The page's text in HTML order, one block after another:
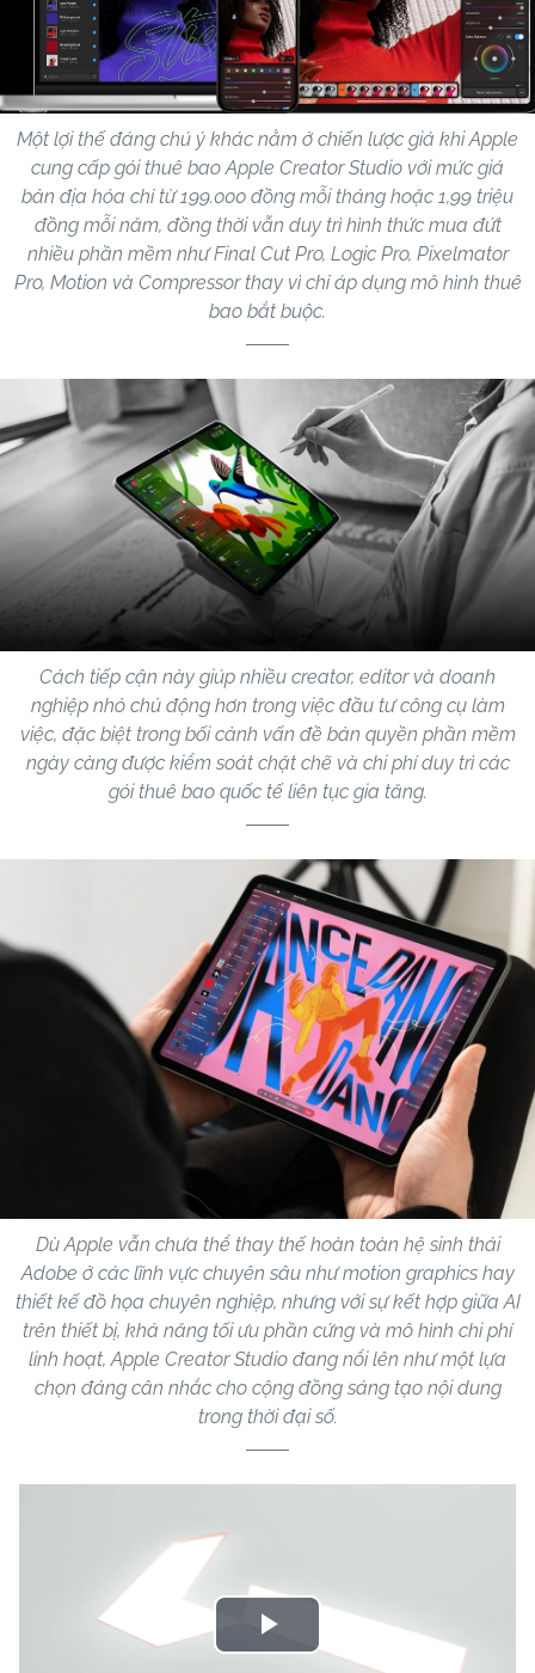
Một lợi thế đáng chú ý khác nằm ở chiến lược giá khi Apple
cung cấp gói thuê bao Apple Creator Studio với mức giá
bản địa hóa chỉ từ 199.000 đồng mỗi tháng hoặc 1,99 triệu
đồng mỗi năm, đồng thời vẫn duy trì hình thức mua đứt
nhiều phần mềm như Final Cut Pro, Logic Pro, Pixelmator
Pro, Motion và Compressor thay vì chỉ áp dụng mô hình thuê
bao bắt buộc.
Cách tiếp cận này giúp nhiều creator, editor và doanh
nghiệp nhỏ chủ động hơn trong việc đầu tư công cụ làm
việc, đặc biệt trong bối cảnh vấn đề bản quyền phần mềm
ngày càng được kiểm soát chặt chẽ và chi phí duy trì các
gói thuê bao quốc tế liên tục gia tăng.
Dù Apple vẫn chưa thể thay thế hoàn toàn hệ sinh thái
Adobe ở các lĩnh vực chuyên sâu như motion graphics hay
thiết kế đồ họa chuyên nghiệp, nhưng với sự kết hợp giữa AI
trên thiết bị, khả năng tối ưu phần cứng và mô hình chi phí
linh hoạt, Apple Creator Studio đang nổi lên như một lựa
chọn đáng cân nhắc cho cộng đồng sáng tạo nội dung
trong thời đại số.
Play